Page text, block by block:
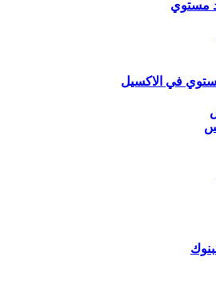
مستوي
في الاكسيل